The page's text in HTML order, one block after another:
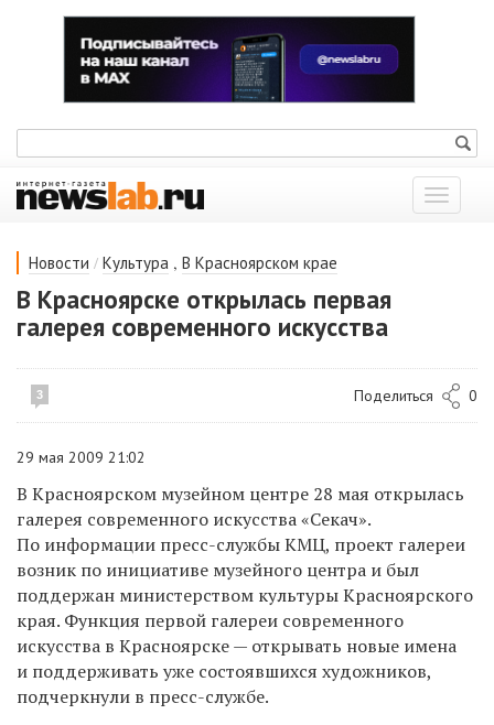
Показать
меню
Новости / Культура , В Красноярском крае
В Красноярске открылась первая
галерея современного искусства
3 Поделиться 0
29 мая 2009 21:02
В Красноярском музейном центре 28 мая открылась
галерея современного искусства «Секач».
По информации пресс-службы КМЦ, проект галереи
возник по инициативе музейного центра и был
поддержан министерством культуры Красноярского
края. Функция первой галереи современного
искусства в Красноярске — открывать новые имена
и поддерживать уже состоявшихся художников,
подчеркнули в пресс-службе.